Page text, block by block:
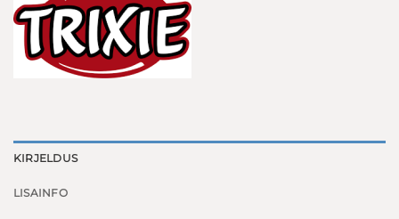
KIRJELDUS
LISAINFO